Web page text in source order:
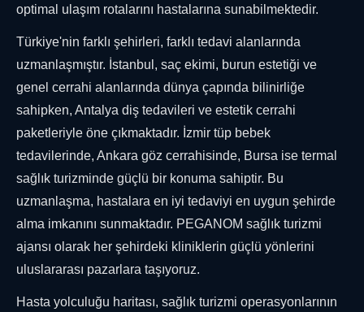
optimal ulaşım rotalarını hastalarına sunabilmektedir.
Türkiye'nin farklı şehirleri, farklı tedavi alanlarında
uzmanlaşmıştır. İstanbul, saç ekimi, burun estetiği ve
genel cerrahi alanlarında dünya çapında bilinirliğe
sahipken, Antalya diş tedavileri ve estetik cerrahi
paketleriyle öne çıkmaktadır. İzmir tüp bebek
tedavilerinde, Ankara göz cerrahisinde, Bursa ise termal
sağlık turizminde güçlü bir konuma sahiptir. Bu
uzmanlaşma, hastalara en iyi tedaviyi en uygun şehirde
alma imkanını sunmaktadır. PEGANOM sağlık turizmi
ajansı olarak her şehirdeki kliniklerin güçlü yönlerini
uluslararası pazarlara taşıyoruz.
Hasta yolculuğu haritası, sağlık turizmi operasyonlarının